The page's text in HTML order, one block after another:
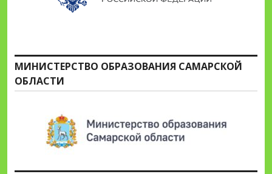
МИНИСТЕРСТВО ОБРАЗОВАНИЯ САМАРСКОЙ
ОБЛАСТИ